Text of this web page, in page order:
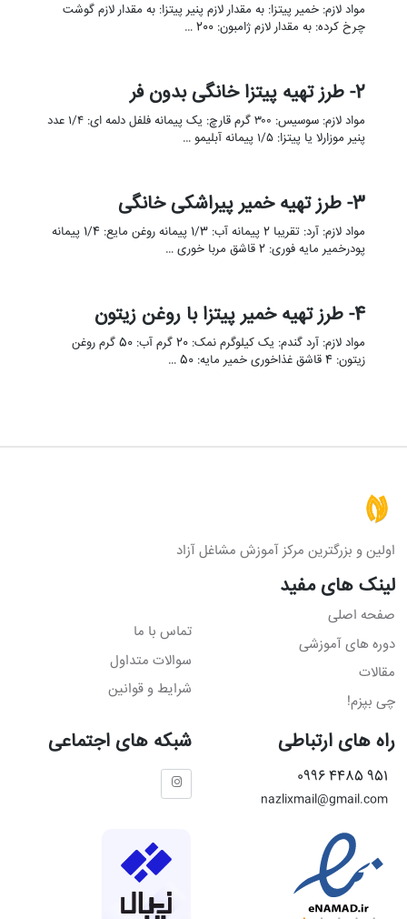
مواد لازم: خمیر پیتزا: به مقدار لازم پنیر پیتزا: به مقدار لازم گوشت
چرخ کرده: به مقدار لازم ژامبون: 200 …
2- طرز تهیه پیتزا خانگی بدون فر
مواد لازم: سوسیس: ۳۰۰ گرم قارچ: یک پیمانه فلفل دلمه ای: ۱/۴ عدد
پنیر موزارلا یا پیتزا: ۱/۵ پیمانه آبلیمو …
3- طرز تهیه خمیر پیراشکی خانگی
مواد لازم: آرد: تقریبا 2 پیمانه آب: 1/3 پیمانه روغن مایع: 1/4 پیمانه
پودرخمیر مایه فوری: 2 قاشق مربا خوری …
4- طرز تهیه خمیر پیتزا با روغن زیتون
مواد لازم: آرد گندم: یک کیلوگرم نمک: 20 گرم آب: 50 گرم روغن
زیتون: 4 قاشق غذاخوری خمیر مایه: 50 …
اولین و بزرگترین مرکز آموزش مشاغل آزاد
لینک های مفید
صفحه اصلی
دوره های آموزشی
مقالات
چی بپزم!
تماس با ما
سوالات متداول
شرایط و قوانین
راه های ارتباطی
951 4485 0996
nazlixmail@gmail.com
شبکه های اجتماعی